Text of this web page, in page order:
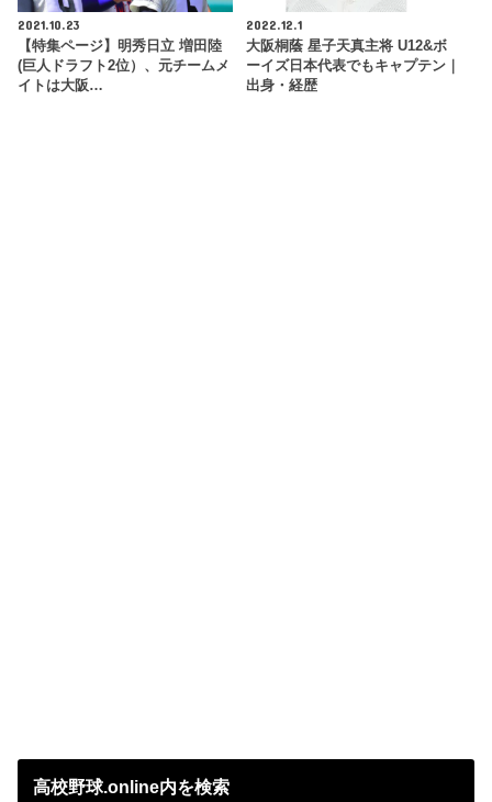
2021.10.23
【特集ページ】明秀日立 増田陸
(巨人ドラフト2位）、元チームメ
イトは大阪…
2022.12.1
大阪桐蔭 星子天真主将 U12&ボ
ーイズ日本代表でもキャプテン｜
出身・経歴
高校野球.online内を検索